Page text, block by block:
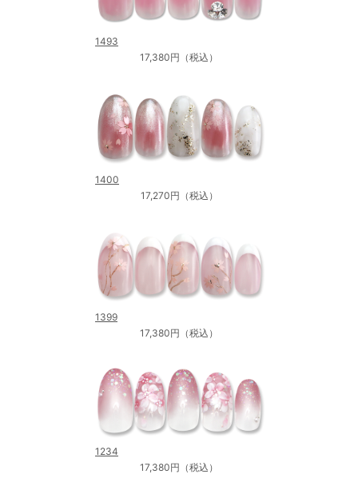
1493
17,380円（税込）
1400
17,270円（税込）
1399
17,380円（税込）
1234
17,380円（税込）